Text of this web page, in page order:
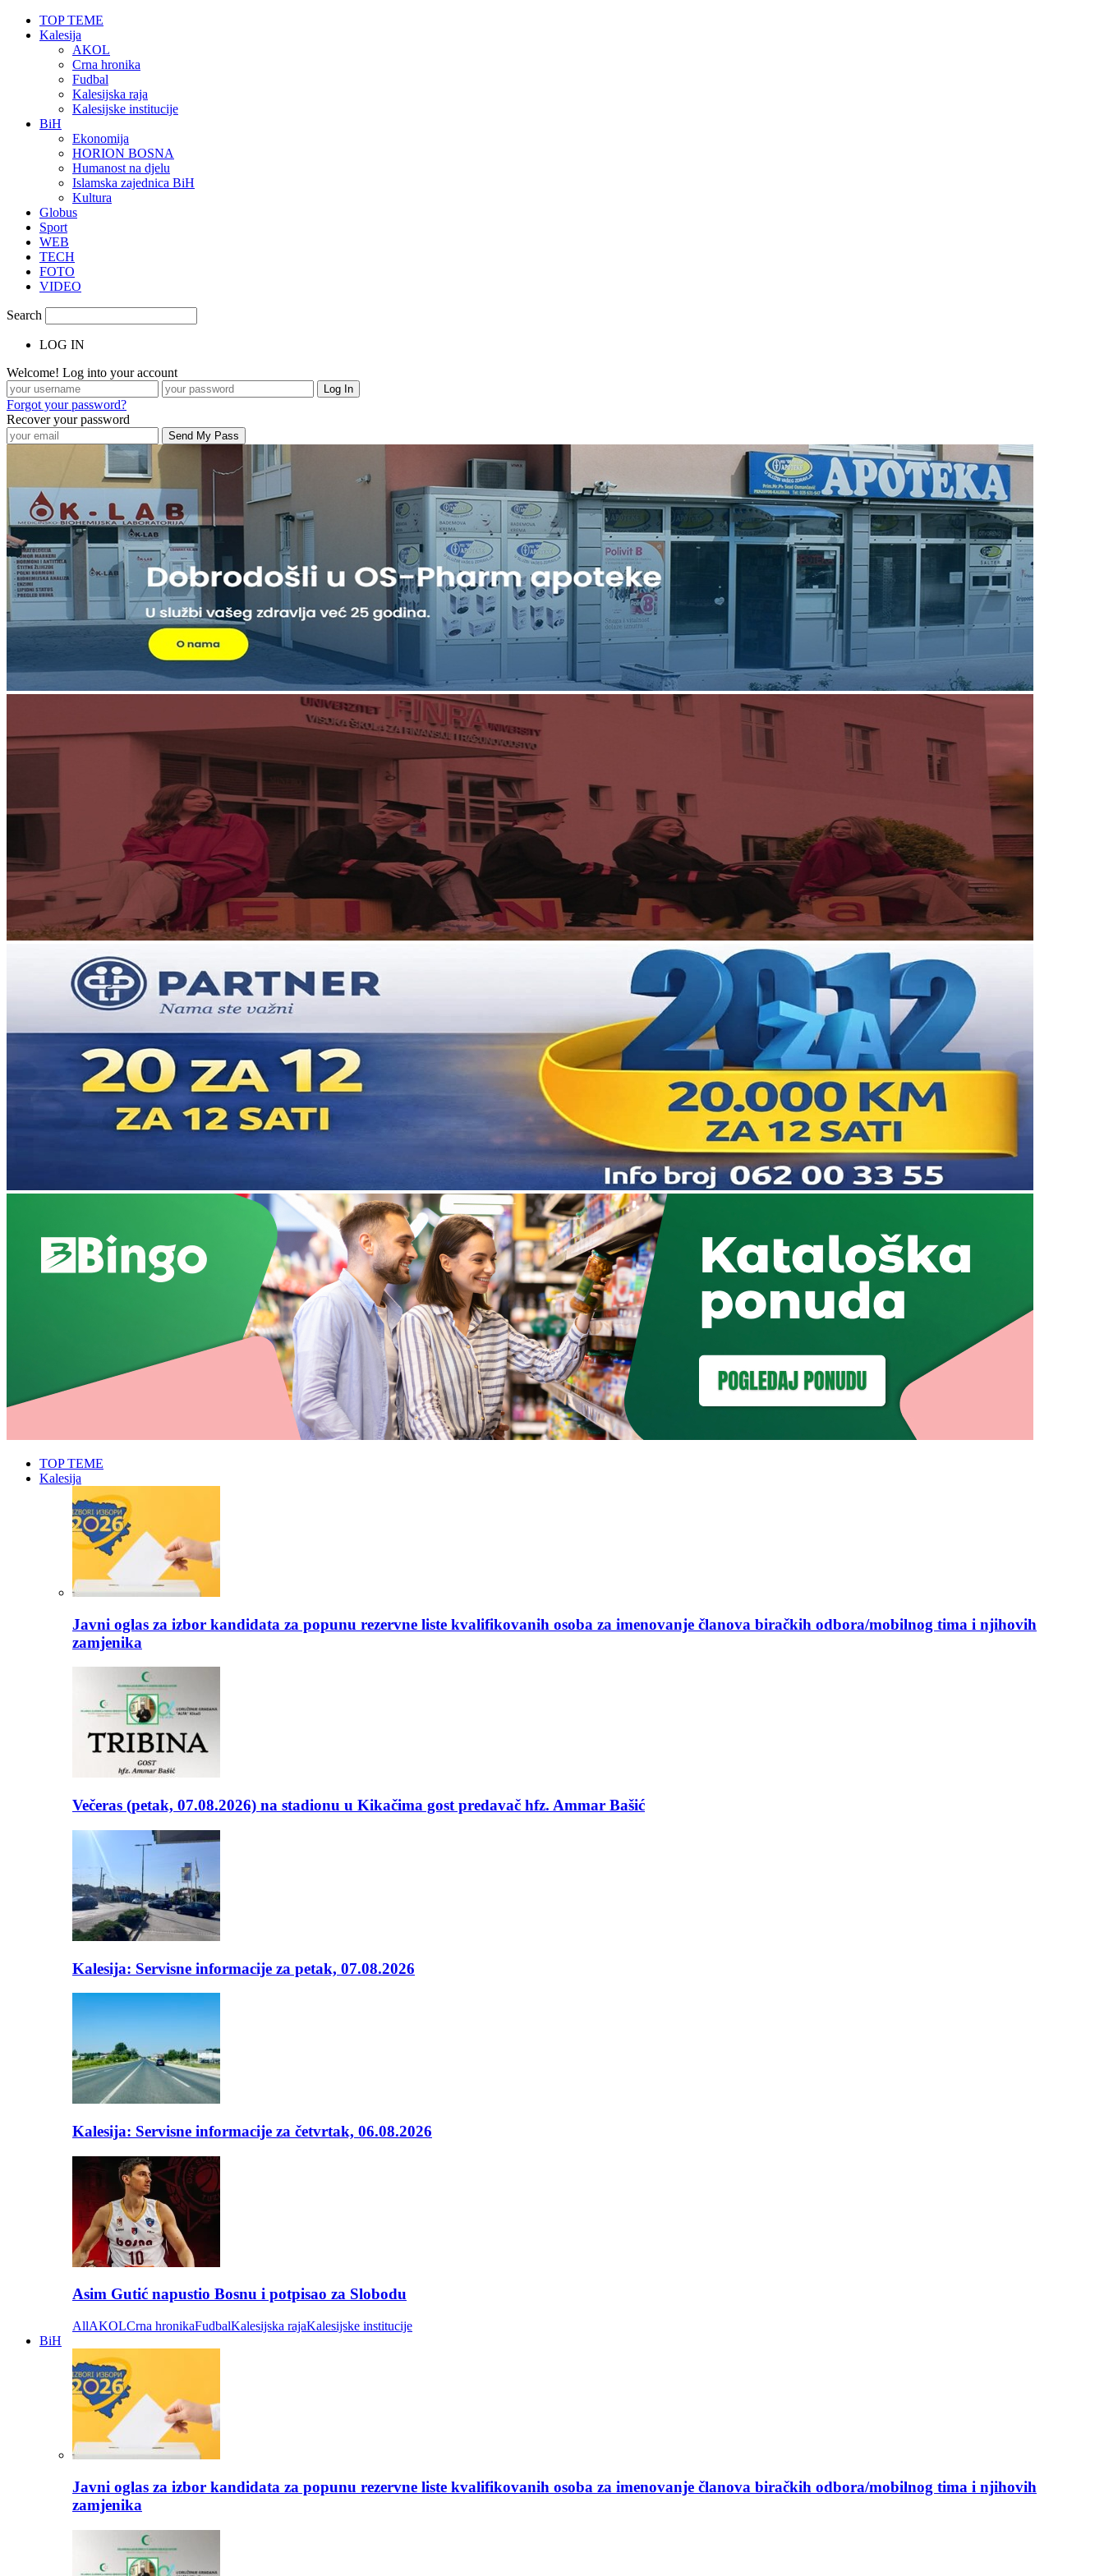
TOP TEME
Kalesija
AKOL
Crna hronika
Fudbal
Kalesijska raja
Kalesijske institucije
BiH
Ekonomija
HORION BOSNA
Humanost na djelu
Islamska zajednica BiH
Kultura
Globus
Sport
WEB
TECH
FOTO
VIDEO
Search
LOG IN
Welcome! Log into your account
Forgot your password?
Recover your password
TOP TEME
Kalesija
Javni oglas za izbor kandidata za popunu rezervne liste kvalifikovanih osoba za imenovanje članova biračkih odbora/mobilnog tima i njihovih
zamjenika
Večeras (petak, 07.08.2026) na stadionu u Kikačima gost predavač hfz. Ammar Bašić
Kalesija: Servisne informacije za petak, 07.08.2026
Kalesija: Servisne informacije za četvrtak, 06.08.2026
Asim Gutić napustio Bosnu i potpisao za Slobodu
AllAKOLCrna hronikaFudbalKalesijska rajaKalesijske institucije
BiH
Javni oglas za izbor kandidata za popunu rezervne liste kvalifikovanih osoba za imenovanje članova biračkih odbora/mobilnog tima i njihovih
zamjenika